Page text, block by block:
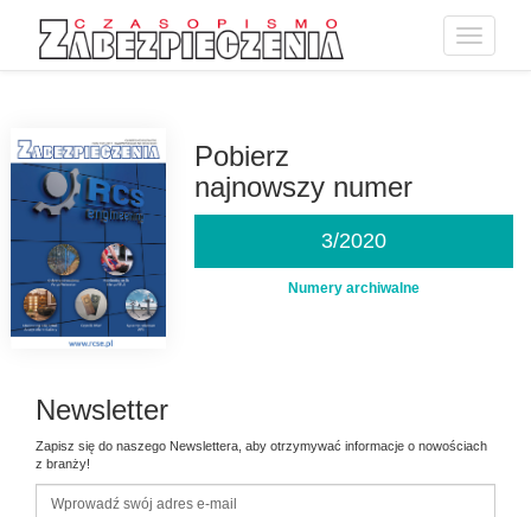
Toggle
Pobierz
najnowszy numer
3/2020
Numery archiwalne
Newsletter
Zapisz się do naszego Newslettera, aby otrzymywać informacje o nowościach
z branży!